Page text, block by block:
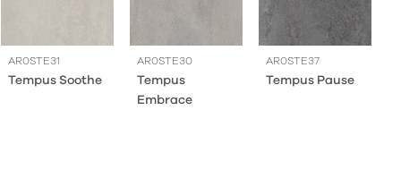
AR0STE31
Tempus Soothe
AR0STE30
Tempus
Embrace
AR0STE37
Tempus Pause